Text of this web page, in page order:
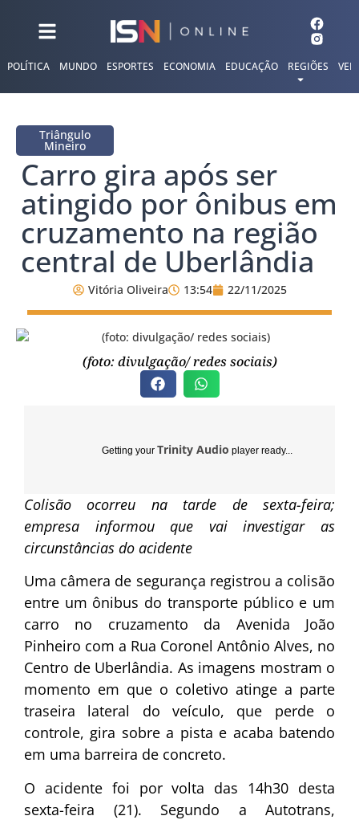
POLÍTICA MUNDO ESPORTES ECONOMIA EDUCAÇÃO REGIÕES
Triângulo
Mineiro
Carro gira após ser
atingido por ônibus em
cruzamento na região
central de Uberlândia
Vitória Oliveira 13:54 22/11/2025
(foto: divulgação/ redes sociais)
Getting your Trinity Audio player ready...
Colisão ocorreu na tarde de sexta-feira;
empresa informou que vai investigar as
circunstâncias do acidente
Uma câmera de segurança registrou a colisão
entre um ônibus do transporte público e um
carro no cruzamento da Avenida João
Pinheiro com a Rua Coronel Antônio Alves, no
Centro de Uberlândia. As imagens mostram o
momento em que o coletivo atinge a parte
traseira lateral do veículo, que perde o
controle, gira sobre a pista e acaba batendo
em uma barreira de concreto.
O acidente foi por volta das 14h30 desta
sexta-feira (21). Segundo a Autotrans,